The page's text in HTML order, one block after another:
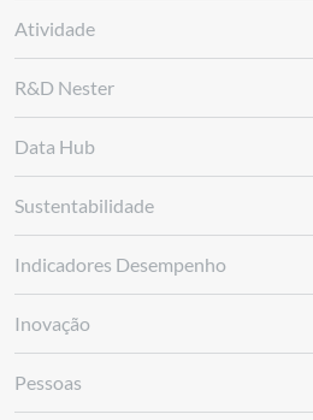
Atividade
R&D Nester
Data Hub
Sustentabilidade
Indicadores Desempenho
Inovação
Pessoas